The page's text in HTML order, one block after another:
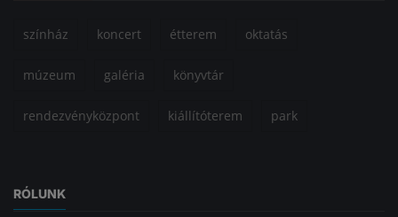
színház koncert étterem oktatás
múzeum galéria könyvtár
rendezvényközpont kiállítóterem park
RÓLUNK